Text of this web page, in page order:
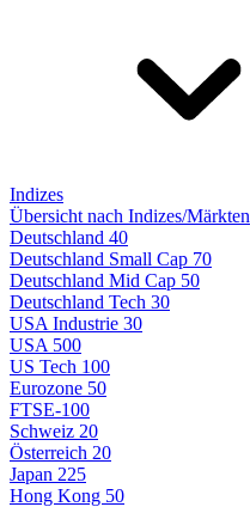
Indizes
Übersicht nach Indizes/Märkten
Deutschland 40
Deutschland Small Cap 70
Deutschland Mid Cap 50
Deutschland Tech 30
USA Industrie 30
USA 500
US Tech 100
Eurozone 50
FTSE-100
Schweiz 20
Österreich 20
Japan 225
Hong Kong 50